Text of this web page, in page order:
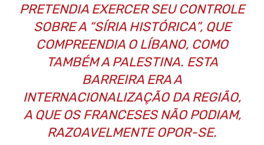
PRETENDIA EXERCER SEU CONTROLE
SOBRE A “SÍRIA HISTÓRICA”, QUE
COMPREENDIA O LÍBANO, COMO
TAMBÉM A PALESTINA. ESTA
BARREIRA ERA A
INTERNACIONALIZAÇÃO DA REGIÃO,
A QUE OS FRANCESES NÃO PODIAM,
RAZOAVELMENTE OPOR-SE.